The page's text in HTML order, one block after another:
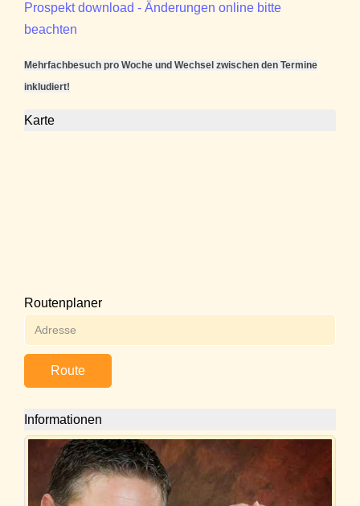
Prospekt download - Änderungen online bitte
beachten
Mehrfachbesuch pro Woche und Wechsel zwischen den Termine
inkludiert!
Karte
Routenplaner
Route
Informationen